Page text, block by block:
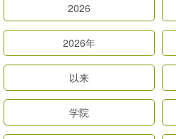
2026
2026年
以来
学院